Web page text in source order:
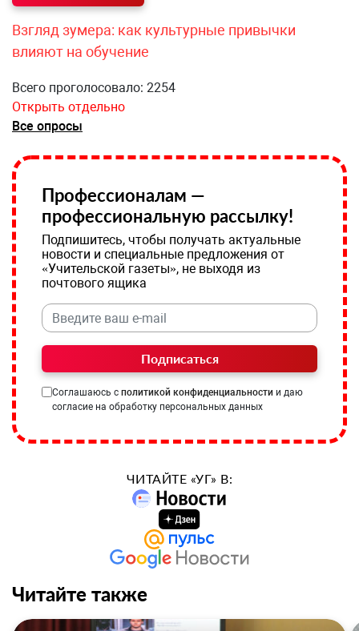
Взгляд зумера: как культурные привычки
влияют на обучение
Всего проголосовало: 2254
Открыть отдельно
Все опросы
Профессионалам —
профессиональную рассылку!
Подпишитесь, чтобы получать актуальные
новости и специальные предложения от
«Учительской газеты», не выходя из
почтового ящика
Подписаться
Соглашаюсь с политикой конфиденциальности и даю
согласие на обработку персональных данных
ЧИТАЙТЕ «УГ» В:
Читайте также